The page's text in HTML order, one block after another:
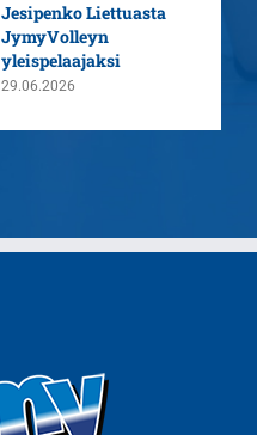
Jesipenko Liettuasta
JymyVolleyn
yleispelaajaksi
29.06.2026